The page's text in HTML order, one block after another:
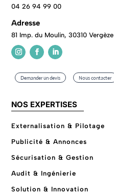
04 26 94 99 00
Adresse
81 Imp. du Moulin, 30310 Vergèze
Demander un devis Nous contacter
NOS EXPERTISES
Externalisation & Pilotage
Publicité & Annonces
Sécurisation & Gestion
Audit & Ingénierie
Solution & Innovation